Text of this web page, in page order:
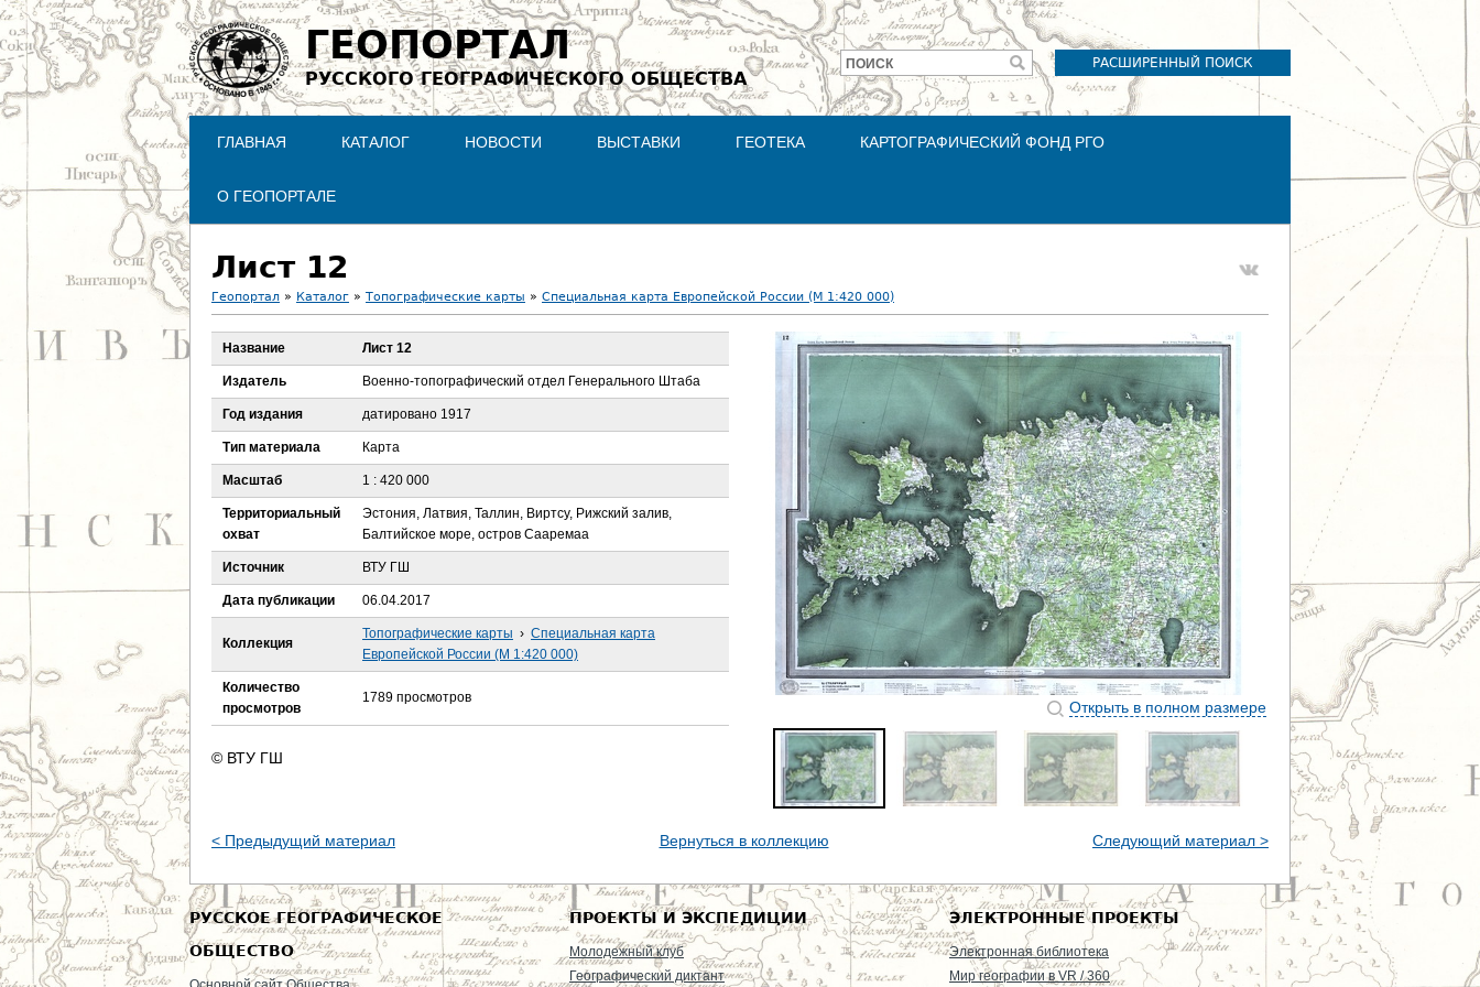
Jump to navigation
ГЕОПОРТАЛ
РУССКОГО ГЕОГРАФИЧЕСКОГО ОБЩЕСТВА
РАСШИРЕННЫЙ ПОИСК
Форма
поиска
ПОИСК
ГЛАВНАЯ КАТАЛОГ НОВОСТИ ВЫСТАВКИ ГЕОТЕКА КАРТОГРАФИЧЕСКИЙ ФОНД РГО
О ГЕОПОРТАЛЕ
Лист 12
В
ы
д
е
с
ь
Геопортал » Каталог » Топографические карты » Специальная карта Европейской России (М 1:420 000)
Открыть в полном размере
Название Лист 12
Издатель Военно-топографический отдел Генерального Штаба
Год издания датировано 1917
Тип материала Карта
Масштаб 1 : 420 000
Территориальный
охват
Эстония, Латвия, Таллин, Виртсу, Рижский залив,
Балтийское море, остров Сааремаа
Источник ВТУ ГШ
Дата публикации 06.04.2017
Коллекция
Топографические карты › Специальная карта
Европейской России (М 1:420 000)
Количество
просмотров
1789 просмотров
© ВТУ ГШ
< Предыдущий материал Вернуться в коллекцию Следующий материал >
РУССКОЕ ГЕОГРАФИЧЕСКОЕ
ОБЩЕСТВО
ПРОЕКТЫ И ЭКСПЕДИЦИИ
Молодежный клуб
Географический диктант
ЭЛЕКТРОННЫЕ ПРОЕКТЫ
Электронная библиотека
Мир географии в VR / 360